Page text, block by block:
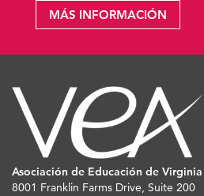
MÁS INFORMACIÓN
Asociación de Educación de Virginia
8001 Franklin Farms Drive, Suite 200